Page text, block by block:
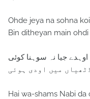
Ohde jeya na sohna koi
Bin ditheyan main
اوہدے جیا نہ سوہنا کوئی
میں اودی ہوئی
Hai wa-shams Nabi da